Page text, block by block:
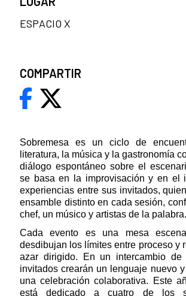
Sobremesa es un ciclo de
literatura, la música y la gastronomía
diálogo espontáneo sobre el
se basa en la improvisación y en el
experiencias entre sus invitados,
ensamble distinto en cada sesión,
chef, un músico y artistas de la palabra.
Cada evento es una mesa
desdibujan los límites entre proceso y
azar dirigido. En un intercambio
invitados crearán un lenguaje nuevo
una celebración colaborativa. Este
está dedicado a cuatro de los
ESPACIO X
COMPARTIR